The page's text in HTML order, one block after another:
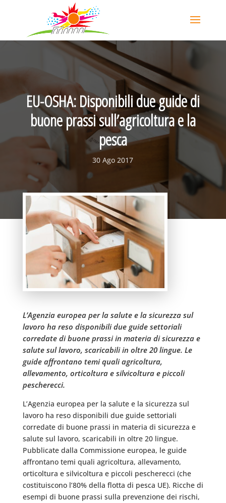
EU-OSHA: Disponibili due guide di
buone prassi sull’agricoltura e la
pesca
30 Ago 2017
L’Agenzia europea per la salute e la sicurezza sul
lavoro ha reso disponibili due guide settoriali
corredate di buone prassi in materia di sicurezza e
salute sul lavoro, scaricabili in oltre 20 lingue. Le
guide affrontano temi quali agricoltura,
allevamento, orticoltura e silvicoltura e piccoli
pescherecci.
L’Agenzia europea per la salute e la sicurezza sul
lavoro ha reso disponibili due guide settoriali
corredate di buone prassi in materia di sicurezza e
salute sul lavoro, scaricabili in oltre 20 lingue.
Pubblicate dalla Commissione europea, le guide
affrontano temi quali agricoltura, allevamento,
orticoltura e silvicoltura e piccoli pescherecci (che
costituiscono l’80% della flotta di pesca UE). Ricche di
esempi di buone prassi sulla prevenzione dei rischi,